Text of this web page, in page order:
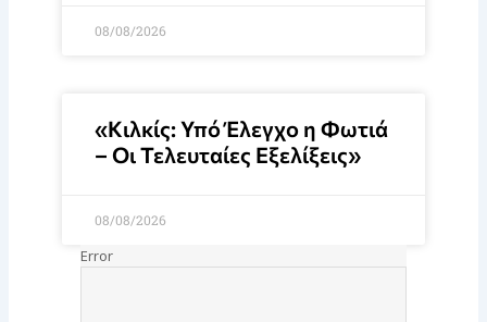
08/08/2026
«Κιλκίς: Υπό Έλεγχο η Φωτιά
– Οι Τελευταίες Εξελίξεις»
08/08/2026